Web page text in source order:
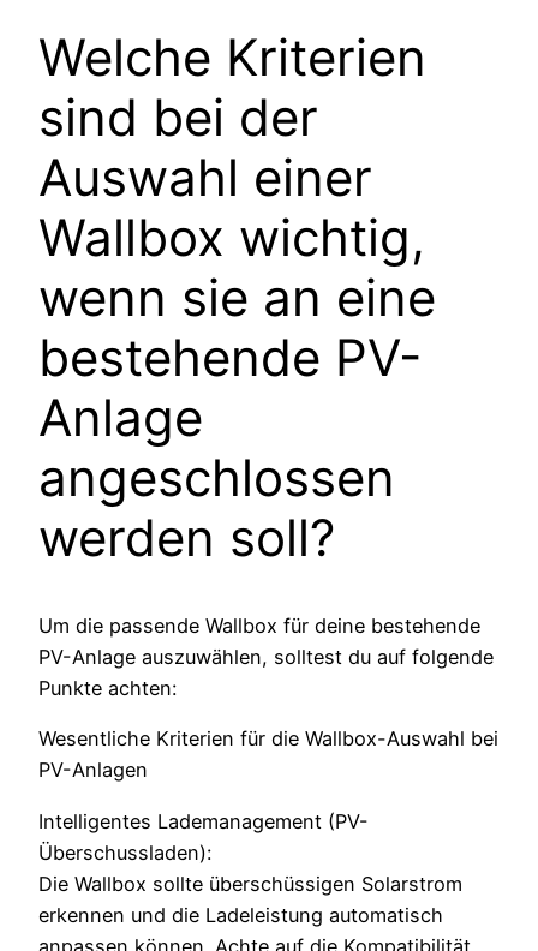
Welche Kriterien
sind bei der
Auswahl einer
Wallbox wichtig,
wenn sie an eine
bestehende PV-
Anlage
angeschlossen
werden soll?
Um die passende Wallbox für deine bestehende
PV-Anlage auszuwählen, solltest du auf folgende
Punkte achten:
Wesentliche Kriterien für die Wallbox-Auswahl bei
PV-Anlagen
Intelligentes Lademanagement (PV-
Überschussladen):
Die Wallbox sollte überschüssigen Solarstrom
erkennen und die Ladeleistung automatisch
anpassen können. Achte auf die Kompatibilität